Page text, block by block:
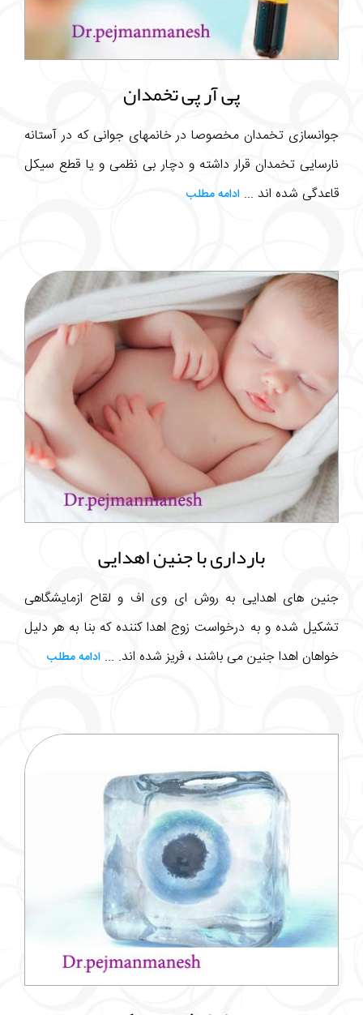
پی آر پی تخمدان
جوانسازی تخمدان مخصوصا در خانمهای جوانی که در آستانه
نارسایی تخمدان قرار داشته و دچار بی نظمی و یا قطع سیکل
قاعدگی شده اند ... ادامه مطلب
بارداری با جنین اهدایی
جنین های اهدایی به روش ای وی اف و لقاح ازمایشگاهی
تشکیل شده و به درخواست زوج اهدا کننده که بنا به هر دلیل
خواهان اهدا جنین می باشند ، فریز شده اند. ... ادامه مطلب